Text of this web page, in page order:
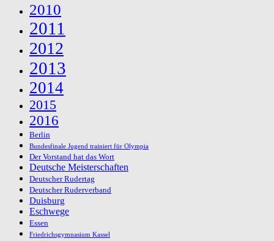
2010
2011
2012
2013
2014
2015
2016
Berlin
Bundesfinale Jugend trainiert für Olympia
Der Vorstand hat das Wort
Deutsche Meisterschaften
Deutscher Rudertag
Deutscher Ruderverband
Duisburg
Eschwege
Essen
Friedrichsgymnasium Kassel